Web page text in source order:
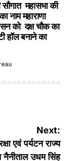
सौगात महासभा की
नाम महाराणा
को दक्ष चौक का
हॉल बनाने का
Next:
एवं पर्यटन राज्य
नैनीताल उधम सिंह